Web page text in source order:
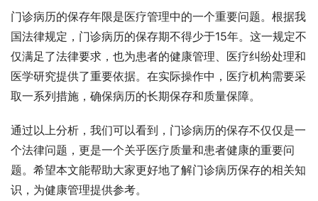
门诊病历的保存年限是医疗管理中的一个重要问题。根据我
国法律规定，门诊病历的保存期不得少于15年。这一规定不
仅满足了法律要求，也为患者的健康管理、医疗纠纷处理和
医学研究提供了重要依据。在实际操作中，医疗机构需要采
取一系列措施，确保病历的长期保存和质量保障。
通过以上分析，我们可以看到，门诊病历的保存不仅仅是一
个法律问题，更是一个关乎医疗质量和患者健康的重要问
题。希望本文能帮助大家更好地了解门诊病历保存的相关知
识，为健康管理提供参考。